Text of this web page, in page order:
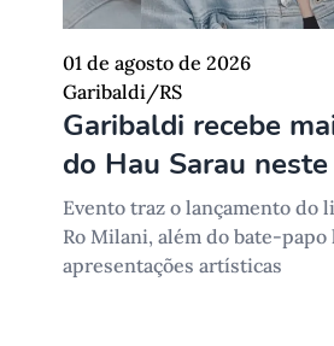
01 de agosto de 2026
Garibaldi/RS
Garibaldi recebe
do Hau Sarau
Evento traz o lançamento do
Ro Milani, além do bate-
apresentações artísticas